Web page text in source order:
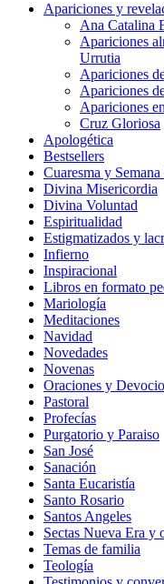
Apariciones y
Ana Catalina
Apariciones
Urrutia
Apariciones
Apariciones
Apariciones
Cruz Gloriosa
Apologética
Bestsellers
Cuaresma y Semana
Divina Misericordia
Divina Voluntad
Espiritualidad
Estigmatizados y
Infierno
Inspiracional
Libros en formato
Mariología
Meditaciones
Navidad
Novedades
Novenas
Oraciones y
Pastoral
Profecías
Purgatorio y Paraiso
San José
Sanación
Santa Eucaristía
Santo Rosario
Santos Angeles
Sectas Nueva Era y
Temas de familia
Teología